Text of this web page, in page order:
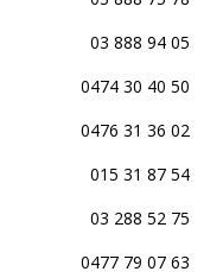
03 888 94 05
0474 30 40 50
0476 31 36 02
015 31 87 54
03 288 52 75
0477 79 07 63